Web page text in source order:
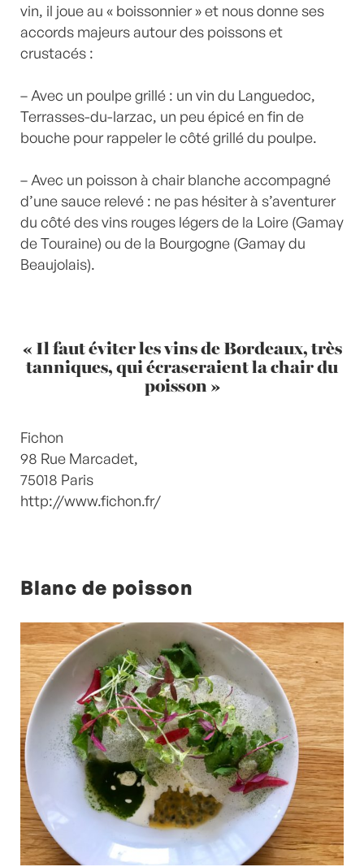
vin, il joue au « boissonnier » et nous donne ses
accords majeurs autour des poissons et
crustacés :
– Avec un poulpe grillé : un vin du Languedoc,
Terrasses-du-larzac, un peu épicé en fin de
bouche pour rappeler le côté grillé du poulpe.
– Avec un poisson à chair blanche accompagné
d’une sauce relevé : ne pas hésiter à s’aventurer
du côté des vins rouges légers de la Loire (Gamay
de Touraine) ou de la Bourgogne (Gamay du
Beaujolais).
« Il faut éviter les vins de Bordeaux, très
tanniques, qui écraseraient la chair du
poisson »
Fichon
98 Rue Marcadet,
75018 Paris
http://www.fichon.fr/
Blanc de poisson